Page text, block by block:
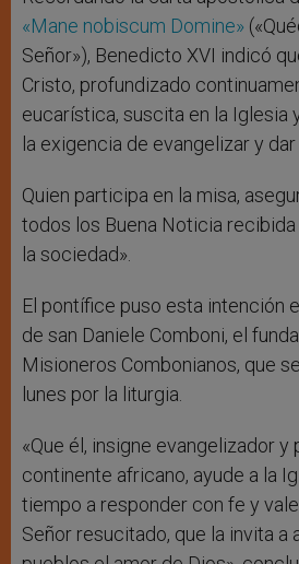
«Mane nobiscum Domine»
Señor»), Benedicto XVI indicó
Cristo, profundizado
eucarística, suscita en la Iglesia
la exigencia de evangelizar y
Quien participa en la misa,
todos los Buena Noticia recibida
la sociedad».
El pontífice puso esta intención
de san Daniele Comboni, el
Misioneros Combonianos, que
lunes por la liturgia.
«Que él, insigne evangelizador y
continente africano, ayude a la
tiempo a responder con fe y
Señor resucitado, que la invita a